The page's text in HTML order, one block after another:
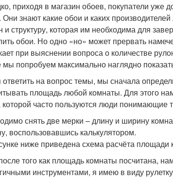
приходя в магазин обоев, покупатели уже
Они знают какие обои и каких
и структуру, которая им необходима для
обои. Но одно «но» может прервать
при выяснении вопроса о количестве
мы попробуем максимально наглядно
на вопрос темы, мы сначала
площадь любой комнаты. Для этого
которой часто пользуются люди понимающие
снять две мерки – длину и ширину
воспользовавшись калькулятором.
ниже приведена схема расчёта площади
того как площадь комнаты посчитана,
инструментами, я имею в виду